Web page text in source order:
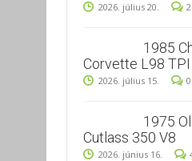
2026. július 20. 2
1985
Corvette L98 TPI
2026. július 15. 0
1975
Cutlass 350 V8
2026. június 16.